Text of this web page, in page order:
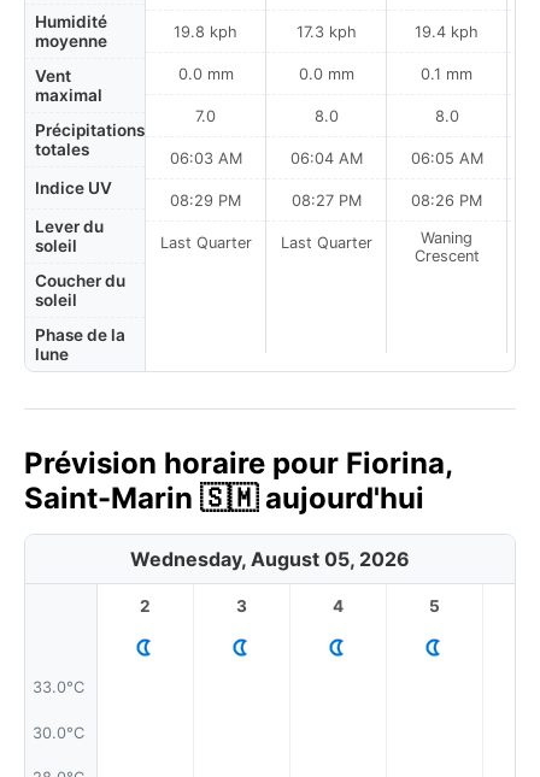
Humidité
moyenne
Vent
maximal
Précipitations
totales
Indice UV
Lever du
soleil
Coucher du
soleil
Phase de la
lune
19.8 kph
0.0 mm
7.0
06:03 AM
08:29 PM
Last Quarter
17.3 kph
0.0 mm
8.0
06:04 AM
08:27 PM
Last Quarter
19.4 kph
0.1 mm
8.0
06:05 AM
08:26 PM
Waning
Crescent
Prévision horaire pour Fiorina,
Saint-Marin 🇸🇲 aujourd'hui
Wednesday, August 05, 2026
33.0°C
30.0°C
2 3 4 5